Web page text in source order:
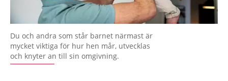
Du och andra som står barnet närmast är
mycket viktiga för hur hen mår, utvecklas
och knyter an till sin omgivning.